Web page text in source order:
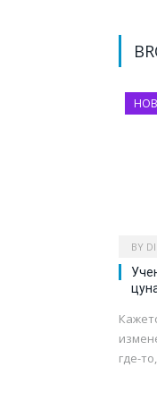
BY
где-